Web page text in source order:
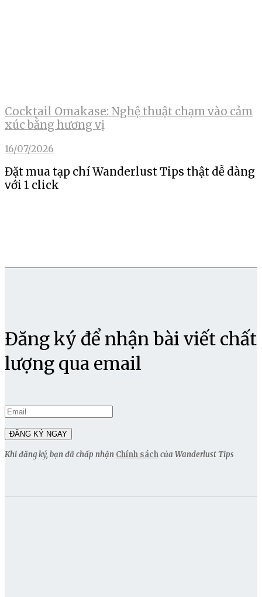
Cocktail Omakase: Nghệ thuật chạm vào cảm
xúc bằng hương vị
16/07/2026
Đặt mua tạp chí Wanderlust Tips thật dễ dàng
với 1 click
Đăng ký để nhận bài viết chất
lượng qua email
Khi đăng ký, bạn đã chấp nhận Chính sáchcủa Wanderlust Tips